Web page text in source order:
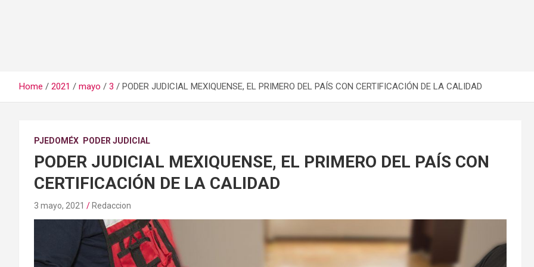
Home 2021 mayo 3 PODER JUDICIAL MEXIQUENSE, EL PRIMERO DEL PAÍS CON CERTIFICACIÓN DE LA CALIDAD
PJEDOMÉX PODER JUDICIAL
PODER JUDICIAL MEXIQUENSE, EL PRIMERO DEL PAÍS CON
CERTIFICACIÓN DE LA CALIDAD
3 mayo, 2021 Redaccion